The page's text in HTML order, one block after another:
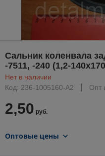
Сальник коленвала
-7511, -240 (1,2-
Нет в наличии
Код: 236-1005160-А2
Опт
2,50 руб.
Оптовые цены